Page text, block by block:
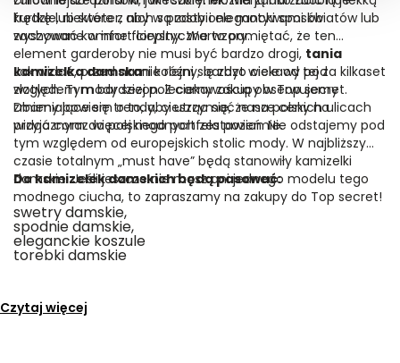
frędzle, niektóre z nich są zdobione motywami kwiatów lub
wyszywane w inne florystyczne wzory.
kurtkę lub sweter, aby w prosty i elegancki sposób
zachować komfort cieplny. Warto pamiętać, że ten
element garderoby nie musi być bardzo drogi, tania
kamizelka damskanie różni się zbyt wiele od tej za kilkaset
złotych. Tym bardziej polecamy zakupy w Top secret.
Dbamy bowiem o to, aby utrzymać nasze ceny na
przyjaznym do polskiego portfela poziomie.
Jak widać, przed nami kolejny, bardzo ciekawy pod
względem mody sezon. Z ciekawością obserwujemy
zmieniające się trendy, ciesząc się, że na polskich ulicach
widać coraz więcej modnych zestawień. Nie odstajemy pod
tym względem od europejskich stolic mody. W najbliższym
czasie totalnym „must have” będą stanowiły kamizelki
damskie. Jeśli jeszcze nie masz ani jednego modelu tego
modnego ciucha, to zapraszamy na zakupy do Top secret!
Do kamizelek damskich będą pasować:
swetry damskie,
spodnie damskie,
eleganckie koszule
torebki damskie
Czytaj więcej